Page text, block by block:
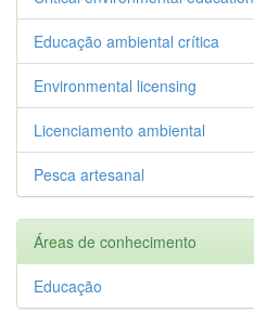
Educação ambiental crítica
Environmental licensing
Licenciamento ambiental
Pesca artesanal
Áreas de conhecimento
Educação